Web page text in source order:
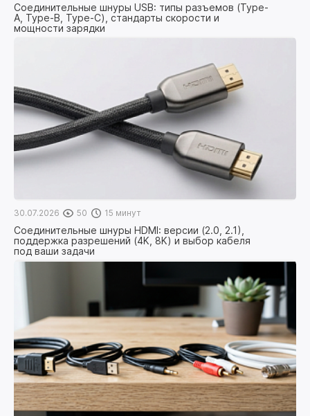
Соединительные шнуры USB: типы разъемов (Type-
A, Type-B, Type-C), стандарты скорости и
мощности зарядки
30.07.2026 50 15 минут
Соединительные шнуры HDMI: версии (2.0, 2.1),
поддержка разрешений (4K, 8K) и выбор кабеля
под ваши задачи